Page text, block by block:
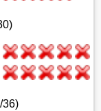
36)